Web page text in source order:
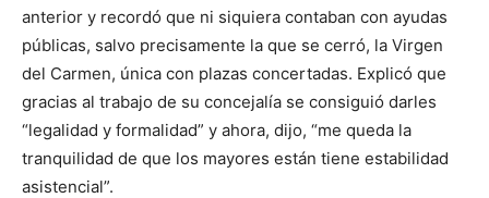
anterior y recordó que ni siquiera contaban con ayudas
públicas, salvo precisamente la que se cerró, la Virgen
del Carmen, única con plazas concertadas. Explicó que
gracias al trabajo de su concejalía se consiguió darles
“legalidad y formalidad” y ahora, dijo, “me queda la
tranquilidad de que los mayores están tiene estabilidad
asistencial”.